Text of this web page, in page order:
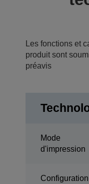
Les fonctions et
produit sont
préavis
Mode
d'impression